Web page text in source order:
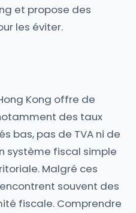
et propose des
les éviter.
Kong offre de
des taux
bas, pas de TVA ni de
système fiscal simple
Malgré ces
souvent des
fiscale. Comprendre